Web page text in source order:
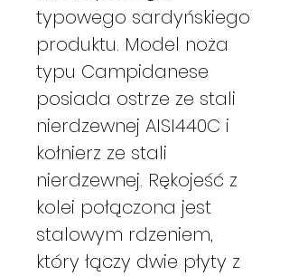
typowego sardyńskiego
produktu. Model noża
typu Campidanese
posiada ostrze ze stali
nierdzewnej AISI440C i
kołnierz ze stali
nierdzewnej. Rękojeść z
kolei połączona jest
stalowym rdzeniem,
który łączy dwie płyty z